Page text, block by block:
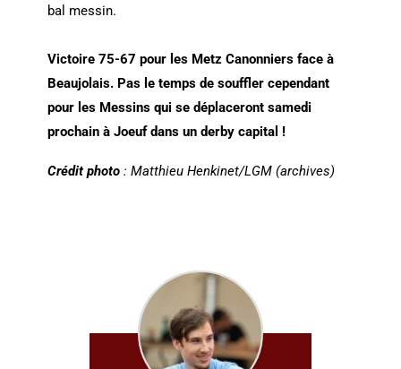
bal messin.
Victoire 75-67 pour les Metz Canonniers face à
Beaujolais. Pas le temps de souffler cependant
pour les Messins qui se déplaceront samedi
prochain à Joeuf dans un derby capital !
Crédit photo: Matthieu Henkinet/LGM (archives)